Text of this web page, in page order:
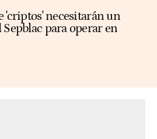
'criptos' necesitarán un
para operar en